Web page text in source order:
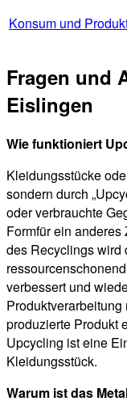
Konsum und
Fragen und
Eislingen
Wie funktioniert
Kleidungsstücke
sondern durch
oder verbrauchte
Formfür ein
des Recyclings wird
verbessert und
produzierte Produkt
Upcycling ist eine
Kleidungsstück.
Warum ist das